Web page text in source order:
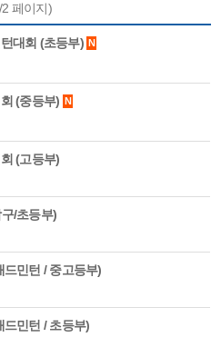
/2 페이지)
대회 (초등부) N
(중등부) N
(고등부)
/초등부)
민턴 / 중고등부)
민턴 / 초등부)